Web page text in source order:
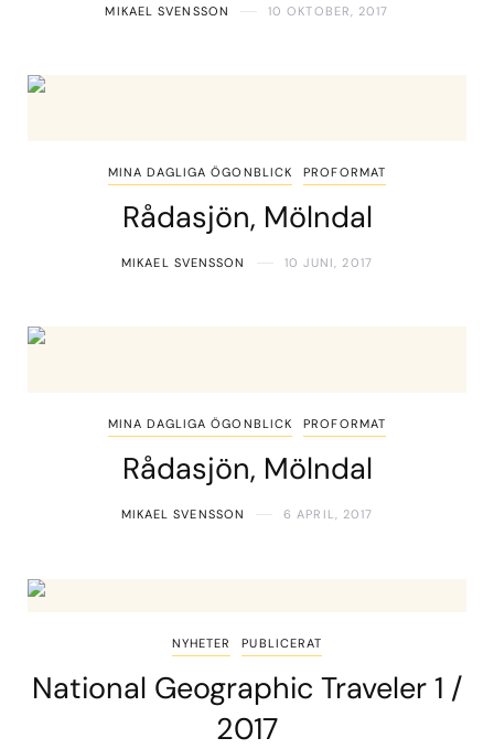
MIKAEL SVENSSON 10 OKTOBER, 2017
MINA DAGLIGA ÖGONBLICK PROFORMAT
Rådasjön, Mölndal
MIKAEL SVENSSON 10 JUNI, 2017
MINA DAGLIGA ÖGONBLICK PROFORMAT
Rådasjön, Mölndal
MIKAEL SVENSSON 6 APRIL, 2017
NYHETER PUBLICERAT
National Geographic Traveler 1 /
2017